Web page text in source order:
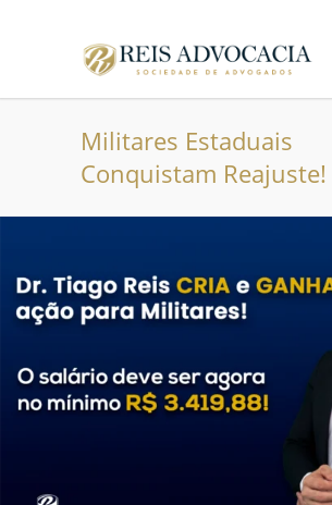
Militares Estaduais
Conquistam Reajuste!